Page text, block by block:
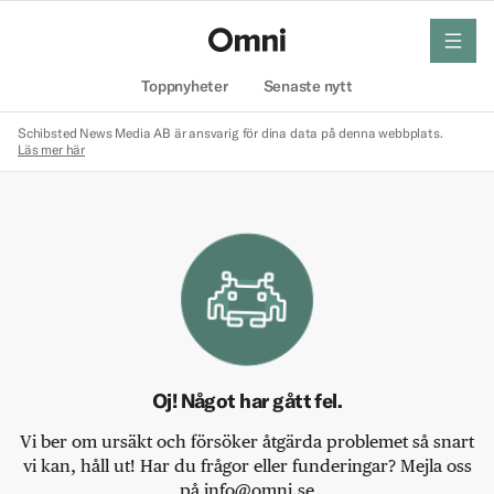
Toppnyheter Senaste nytt
meny
Schibsted News Media AB är ansvarig för dina data på denna webbplats.
Läs mer här
Oj! Något har gått fel.
Vi ber om ursäkt och försöker åtgärda problemet så snart
vi kan, håll ut! Har du frågor eller funderingar? Mejla oss